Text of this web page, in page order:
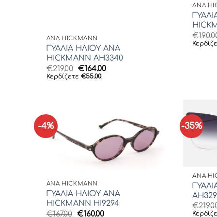
ANA HICKMANN
ΓΥΑΛΙΑ ΗΛΙΟΥ ANA
HICKMANN AH3340
€219.00 Original
price
€164.00Η
Κερδίζετε €55.00!
ANA
€
-4%
ANA HICKMANN
ΓΥΑΛΙΑ ΗΛΙΟΥ ANA
HICKMANN HI9294
€167.00 Original
€160.00Η
-35%
ANA
€